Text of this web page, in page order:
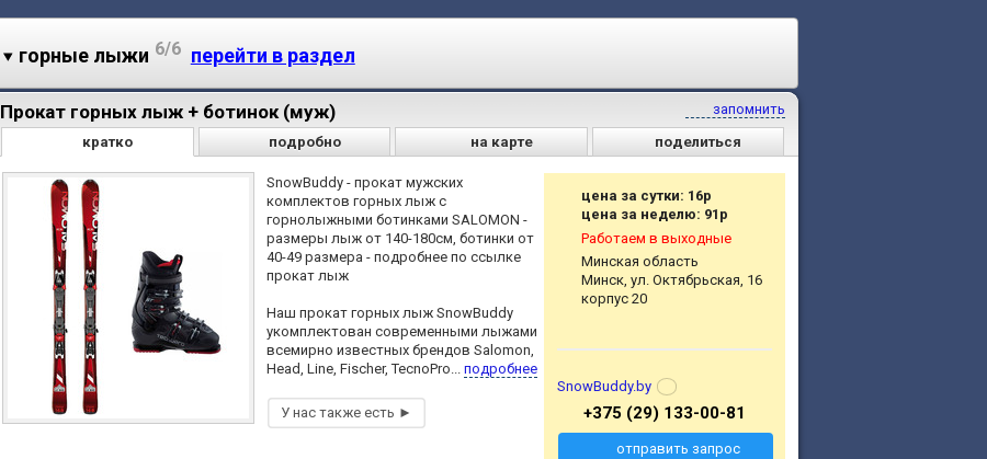
горные лыжи 6/6 перейти в раздел
запомнить
Прокат горных лыж + ботинок (муж)
кратко подробно на карте поделиться
SnowBuddy - прокат мужских
комплектов горных лыж с
горнолыжными ботинками SALOMON -
размеры лыж от 140-180см, ботинки от
40-49 размера - подробнее по ссылке
прокат лыж
Наш прокат горных лыж SnowBuddy
укомплектован современными лыжами
всемирно известных брендов Salomon,
Head, Line, Fischer, TecnoPro... подробнее
цена за сутки: 16р
цена за неделю: 91р
Работаем в выходные
Минская область
Минск, ул. Октябрьская, 16
корпус 20
SnowBuddy.by
+375 (29) 133-00-81
отправить запрос